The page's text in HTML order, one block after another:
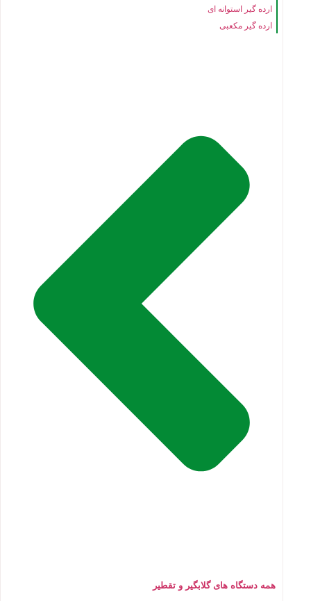
ارده گیر استوانه ای
ارده گیر مکعبی
همه دستگاه های گلابگیر و تقطیر